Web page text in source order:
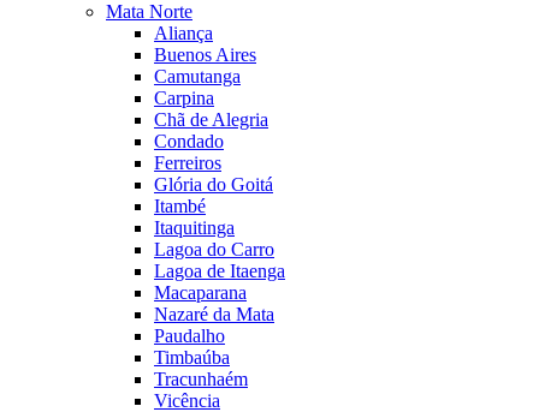
Mata Norte
Aliança
Buenos Aires
Camutanga
Carpina
Chã de Alegria
Condado
Ferreiros
Glória do Goitá
Itambé
Itaquitinga
Lagoa do Carro
Lagoa de Itaenga
Macaparana
Nazaré da Mata
Paudalho
Timbaúba
Tracunhaém
Vicência